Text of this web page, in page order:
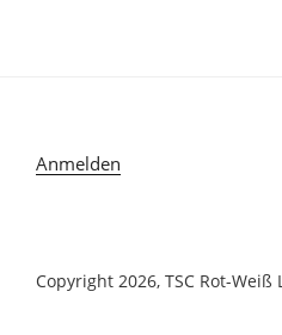
Anmelden
Copyright 2026, TSC Rot-